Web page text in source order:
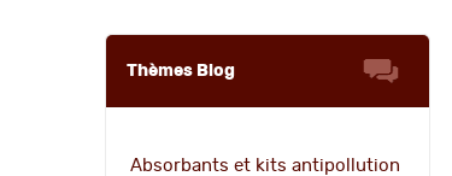
Thèmes Blog
Absorbants et kits antipollution